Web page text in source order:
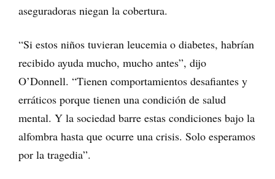
aseguradoras niegan la cobertura.
“Si estos niños tuvieran leucemia o diabetes, habrían
recibido ayuda mucho, mucho antes”, dijo
O’Donnell. “Tienen comportamientos desafiantes y
erráticos porque tienen una condición de salud
mental. Y la sociedad barre estas condiciones bajo la
alfombra hasta que ocurre una crisis. Solo esperamos
por la tragedia”.